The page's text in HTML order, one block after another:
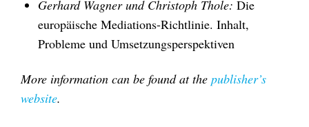
Gerhard Wagner und Christoph Thole: Die
europäische Mediations-Richtlinie. Inhalt,
Probleme und Umsetzungsperspektiven
More information can be found at the publisher’s
website.